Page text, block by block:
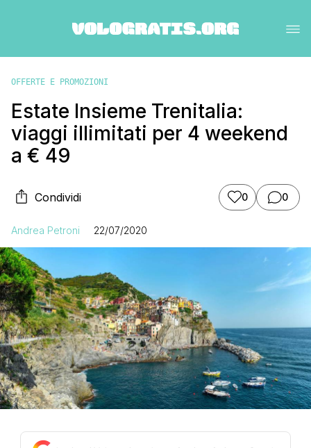
OFFERTE E PROMOZIONI
Estate Insieme Trenitalia:
viaggi illimitati per 4 weekend
a € 49
Condividi 0 0
Andrea Petroni 22/07/2020